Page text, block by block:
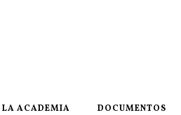
LA ACADEMIA DOCUMENTOS